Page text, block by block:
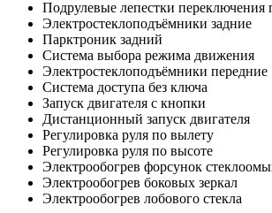
Подрулевые лепестки переключения
Электростеклоподъёмники задние
Парктроник задний
Система выбора режима движения
Электростеклоподъёмники передние
Система доступа без ключа
Запуск двигателя с кнопки
Дистанционный запуск двигателя
Регулировка руля по вылету
Регулировка руля по высоте
Электрообогрев форсунок
Электрообогрев боковых зеркал
Электрообогрев лобового стекла